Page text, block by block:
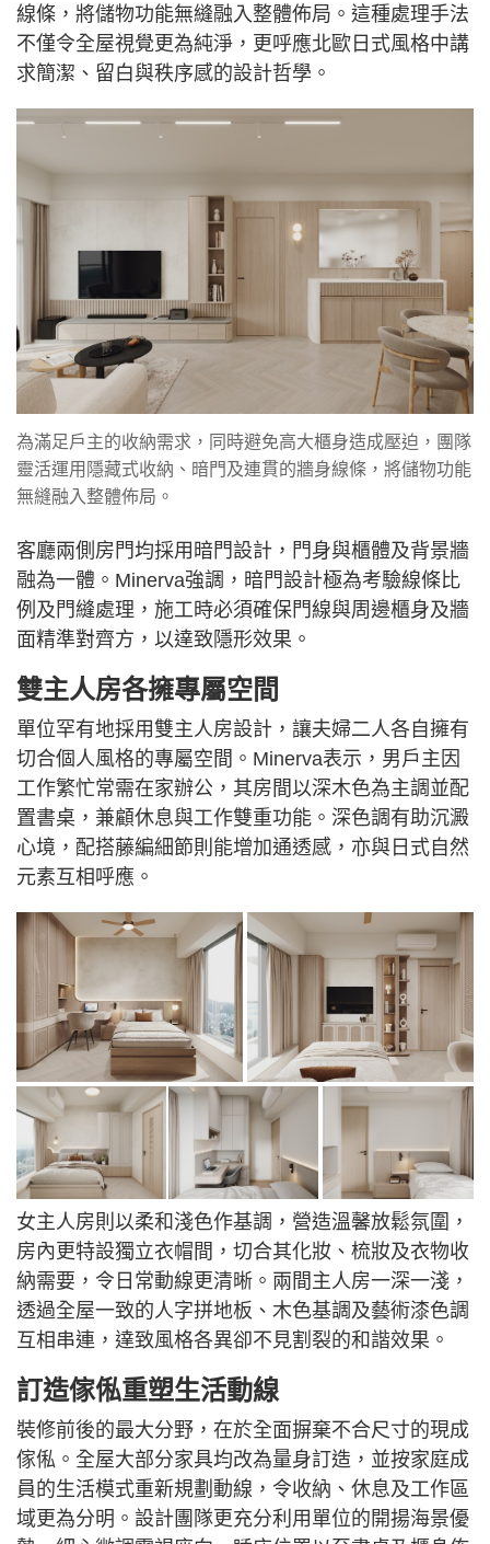
線條，將儲物功能無縫融入整體佈局。這種處理手法
不僅令全屋視覺更為純淨，更呼應北歐日式風格中講
求簡潔、留白與秩序感的設計哲學。
為滿足戶主的收納需求，同時避免高大櫃身造成壓迫，團隊
靈活運用隱藏式收納、暗門及連貫的牆身線條，將儲物功能
無縫融入整體佈局。
客廳兩側房門均採用暗門設計，門身與櫃體及背景牆
融為一體。Minerva強調，暗門設計極為考驗線條比
例及門縫處理，施工時必須確保門線與周邊櫃身及牆
面精準對齊方，以達致隱形效果。
雙主人房各擁專屬空間
單位罕有地採用雙主人房設計，讓夫婦二人各自擁有
切合個人風格的專屬空間。Minerva表示，男戶主因
工作繁忙常需在家辦公，其房間以深木色為主調並配
置書桌，兼顧休息與工作雙重功能。深色調有助沉澱
心境，配搭藤編細節則能增加通透感，亦與日式自然
元素互相呼應。
女主人房則以柔和淺色作基調，營造溫馨放鬆氛圍，
房內更特設獨立衣帽間，切合其化妝、梳妝及衣物收
納需要，令日常動線更清晰。兩間主人房一深一淺，
透過全屋一致的人字拼地板、木色基調及藝術漆色調
互相串連，達致風格各異卻不見割裂的和諧效果。
訂造傢俬重塑生活動線
裝修前後的最大分野，在於全面摒棄不合尺寸的現成
傢俬。全屋大部分家具均改為量身訂造，並按家庭成
員的生活模式重新規劃動線，令收納、休息及工作區
域更為分明。設計團隊更充分利用單位的開揚海景優